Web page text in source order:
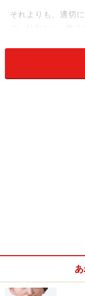
それよりも、適切
もモンスターに遭
たら増殖を繰り返
のではありません。当